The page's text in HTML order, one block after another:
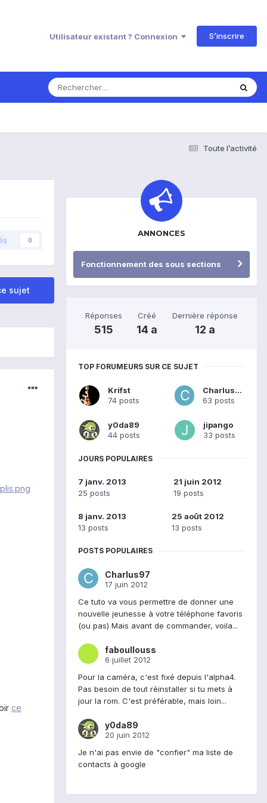
Utilisateur existant ? Connexion S’inscrire
Toute l’activité
0
sujet
ce
ANNONCES
Fonctionnement des sous sections
Réponses
515
Créé
14 a
Dernière réponse
12 a
TOP FORUMEURS SUR CE SUJET
Krifst
74 posts
Charlus97
63 posts
y0da89
44 posts
jipango
33 posts
JOURS POPULAIRES
7 janv. 2013
25 posts
21 juin 2012
19 posts
8 janv. 2013
13 posts
25 août 2012
13 posts
POSTS POPULAIRES
Charlus97
17 juin 2012
Ce tuto va vous permettre de donner une
nouvelle jeunesse à votre téléphone favoris
(ou pas) Mais avant de commander, voila...
faboullouss
6 juillet 2012
Pour la caméra, c'est fixé depuis l'alpha4.
Pas besoin de tout réinstaller si tu mets à
jour la rom. C'est préférable, mais loin...
y0da89
20 juin 2012
Je n'ai pas envie de "confier" ma liste de
contacts à google